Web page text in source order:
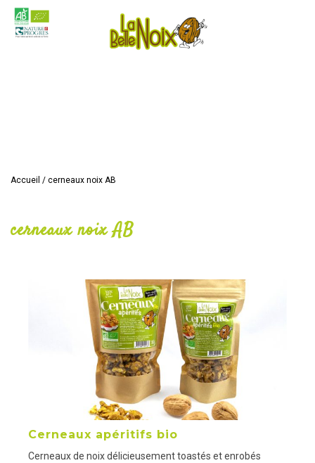
Accueil / cerneaux noix AB
cerneaux noix AB
Cerneaux apéritifs bio
Cerneaux de noix délicieusement toastés et enrobés